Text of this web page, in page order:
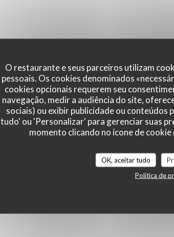
O restaurante e seus parceiros utilizam
pessoais. Os cookies denominados
cookies opcionais requerem seu
navegação, medir a audiência do site,
sociais) ou exibir publicidade ou conteúdos
tudo' ou 'Personalizar' para gerenciar suas
momento clicando no ícone de
OK, aceitar tudo
Política de